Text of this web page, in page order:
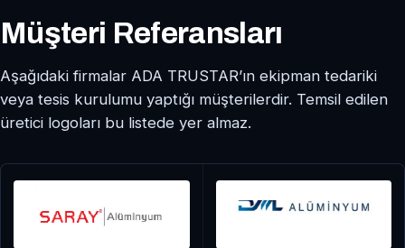
Müşteri Referansları
Aşağıdaki firmalar ADA TRUSTAR’ın ekipman tedariki
veya tesis kurulumu yaptığı müşterilerdir. Temsil edilen
üretici logoları bu listede yer almaz.